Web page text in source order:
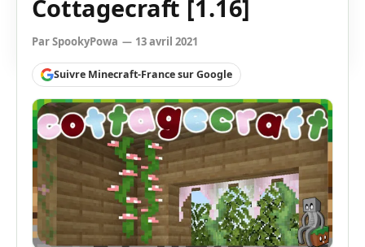
Cottagecraft [1.16]
ParSpookyPowa 13 avril 2021
Suivre Minecraft-France sur Google